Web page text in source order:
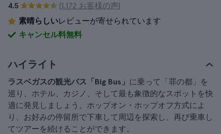
4.5
(1.172 お客様の声)
素晴らしいレビューが寄せられています
キャンセル料無料
ハイライト
ラスベガスの観光バス「Big Bus」 に乗って「罪の都」を
巡り、ホテル、カジノ、そして最も象徴的なスポットを快
適に発見しましょう。ホップオン・ホップオフ方式によ
り、お好みの停留所で下車して周辺を探索し、再び乗車し
てツアーを続けることができます。